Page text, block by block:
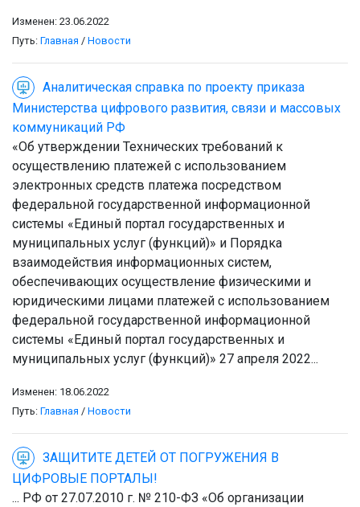
Изменен: 23.06.2022
Путь: Главная / Новости
Аналитическая справка по проекту приказа
Министерства цифрового развития, связи и массовых
коммуникаций РФ
«Об утверждении Технических требований к
осуществлению платежей с использованием
электронных средств платежа посредством
федеральной государственной информационной
системы «Единый портал государственных и
муниципальных услуг (функций)» и Порядка
взаимодействия информационных систем,
обеспечивающих осуществление физическими и
юридическими лицами платежей с использованием
федеральной государственной информационной
системы «Единый портал государственных и
муниципальных услуг (функций)» 27 апреля 2022...
Изменен: 18.06.2022
Путь: Главная / Новости
ЗАЩИТИТЕ ДЕТЕЙ ОТ ПОГРУЖЕНИЯ В
ЦИФРОВЫЕ ПОРТАЛЫ!
... РФ от 27.07.2010 г. № 210-ФЗ «Об организации